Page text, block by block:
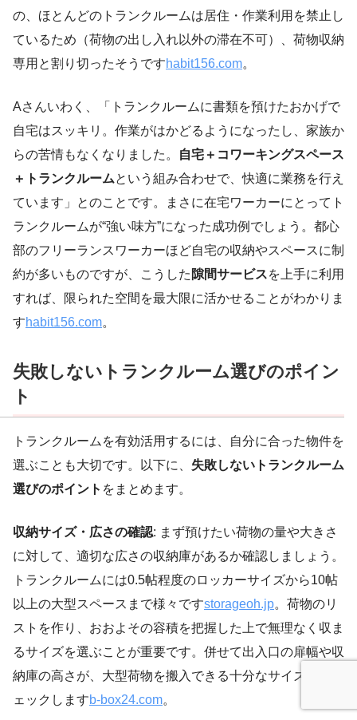
の、ほとんどのトランクルームは居住・作業利用を禁止し
ているため（荷物の出し入れ以外の滞在不可）、荷物収納
専用と割り切ったそうですhabit156.com。
Aさんいわく、「トランクルームに書類を預けたおかげで
自宅はスッキリ。作業がはかどるようになったし、家族か
らの苦情もなくなりました。
自宅＋コワーキングスペース
＋トランクルームという組み合わせで、快適に業務を行え
ています」とのことです。まさに在宅ワーカーにとってト
ランクルームが“強い味方”になった成功例でしょう。都心
部のフリーランスワーカーほど自宅の収納やスペースに制
約が多いものですが、こうした 隙間サービスを上手に利用
すれば、限られた空間を最大限に活かせることがわかりま
すhabit156.com。
失敗しないトランクルーム選びのポイン
ト
トランクルームを有効活用するには、自分に合った物件を
選ぶことも大切です。以下に、 失敗しないトランクルーム
選びのポイント をまとめます。
収納サイズ・広さの確認: まず預けたい荷物の量や大きさ
に対して、適切な広さの収納庫があるか確認しましょう。
トランクルームには0.5帖程度のロッカーサイズから10帖
以上の大型スペースまで様々ですstorageoh.jp。荷物のリ
ストを作り、おおよその容積を把握した上で無理なく収ま
るサイズを選ぶことが重要です。併せて出入口の扉幅や収
納庫の高さが、大型荷物を搬入できる十分なサイズかもチ
ェックしますb-box24.com。